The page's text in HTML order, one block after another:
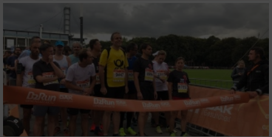
von Werbeanzeigen
Erstellung von Profilen für personalisierte
Werbung
Verwendung von Profilen zur Auswahl
personalisierter Werbung
Erstellung von Profilen zur Personalisierung
von Inhalten